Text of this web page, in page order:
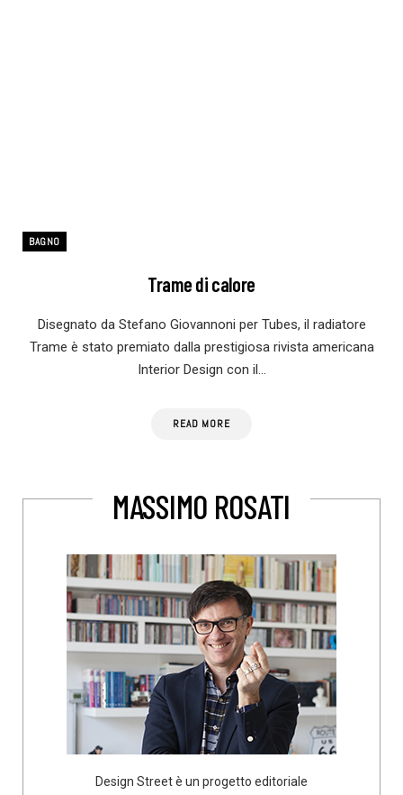
BAGNO
Trame di calore
Disegnato da Stefano Giovannoni per Tubes, il radiatore
Trame è stato premiato dalla prestigiosa rivista americana
Interior Design con il…
READ MORE
MASSIMO ROSATI
Design Street è un progetto editoriale